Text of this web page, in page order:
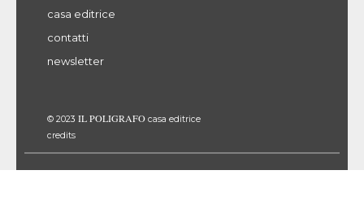
casa editrice
contatti
newsletter
© 2023 IL POLIGRAFO casa editrice
credits